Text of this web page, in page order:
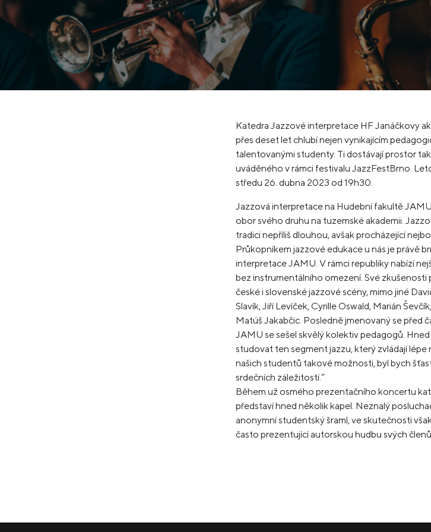
Katedra Jazzové interpretace HF Janáčkovy
přes deset let chlubí nejen vynikajícím
talentovanými studenty. Ti dostávají prostor
uváděného v rámci festivalu JazzFestBrno.
středu 26. dubna 2023 od 19h30.
Jazzová interpretace na Hudební fakultě
obor svého druhu na tuzemské akademii.
tradici nepříliš dlouhou, avšak procházející
Průkopníkem jazzové edukace u nás je právě
interpretace JAMU. V rámci republiky nabízí
bez instrumentálního omezení. Své
české i slovenské jazzové scény, mimo jiné
Slavík, Jiří Levíček, Cyrille Oswald, Marián
Matúš Jakabčic. Posledně jmenovaný se před
JAMU se sešel skvělý kolektiv pedagogů.
studovat ten segment jazzu, který zvládají lépe
našich studentů takové možnosti, byl bych
srdečních záležitostí.“
Během už osmého prezentačního koncertu
představí hned několik kapel. Neznalý
anonymní studentský šraml, ve skutečnosti
často prezentující autorskou hudbu svých